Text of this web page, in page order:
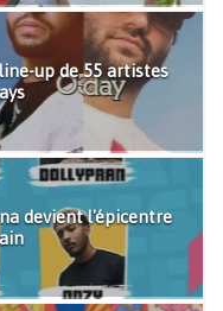
up de 55 artistes
devient l'épicentre